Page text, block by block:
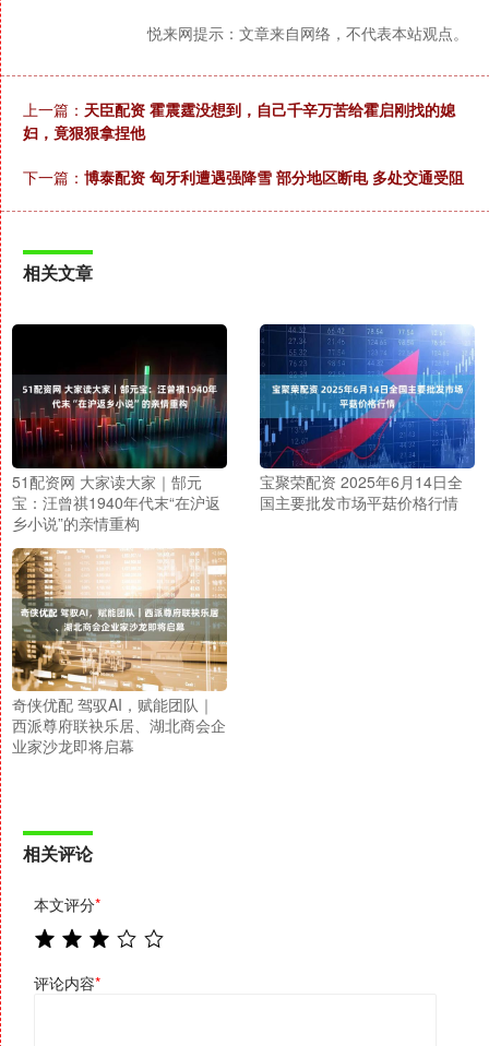
悦来网提示：文章来自网络，不代表本站观点。
上一篇： 天臣配资 霍震霆没想到，自己千辛万苦给霍启刚找的媳
妇，竟狠狠拿捏他
下一篇： 博泰配资 匈牙利遭遇强降雪 部分地区断电 多处交通受阻
相关文章
51配资网 大家读大家｜郜元
宝：汪曾祺1940年代末“在沪返
乡小说”的亲情重构
宝聚荣配资 2025年6月14日全
国主要批发市场平菇价格行情
奇侠优配 驾驭AI，赋能团队｜
西派尊府联袂乐居、湖北商会企
业家沙龙即将启幕
相关评论
本文评分*
评论内容*